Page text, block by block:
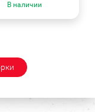
В наличии